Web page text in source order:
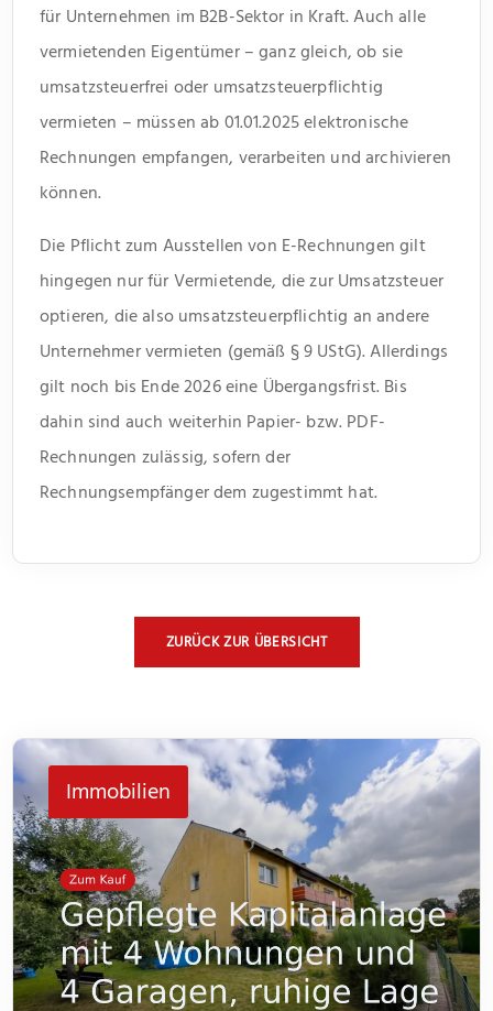
für Unternehmen im B2B-Sektor in Kraft. Auch alle
vermietenden Eigentümer – ganz gleich, ob sie
umsatzsteuerfrei oder umsatzsteuerpflichtig
vermieten – müssen ab 01.01.2025 elektronische
Rechnungen empfangen, verarbeiten und archivieren
können.
Die Pflicht zum Ausstellen von E-Rechnungen gilt
hingegen nur für Vermietende, die zur Umsatzsteuer
optieren, die also umsatzsteuerpflichtig an andere
Unternehmer vermieten (gemäß § 9 UStG). Allerdings
gilt noch bis Ende 2026 eine Übergangsfrist. Bis
dahin sind auch weiterhin Papier- bzw. PDF-
Rechnungen zulässig, sofern der
Rechnungsempfänger dem zugestimmt hat.
ZURÜCK ZUR ÜBERSICHT
Immobilien